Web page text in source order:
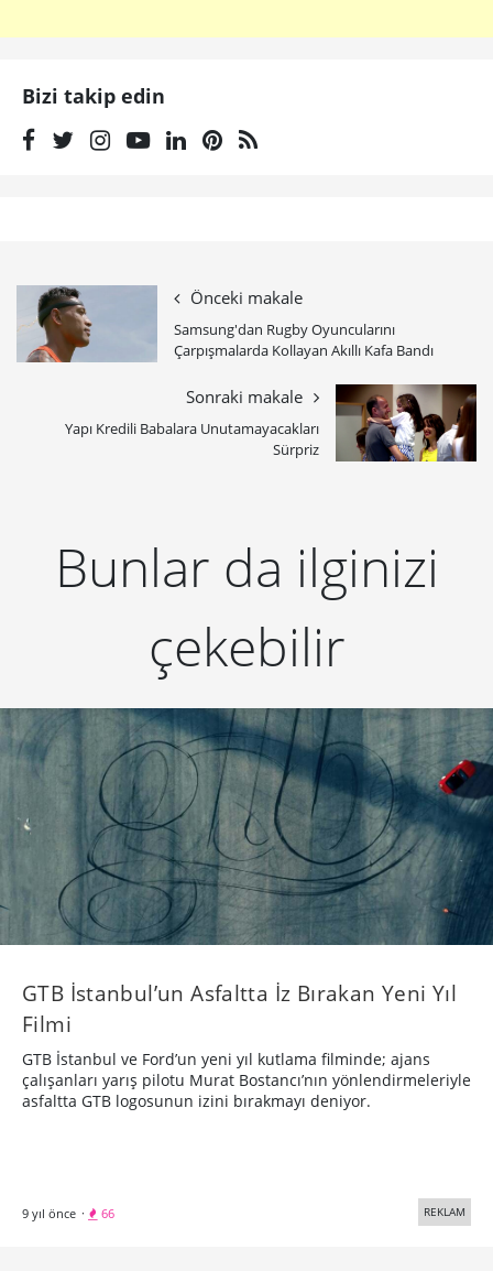
Bizi takip edin
Önceki makale
Samsung'dan Rugby Oyuncularını
Çarpışmalarda Kollayan Akıllı Kafa Bandı
Sonraki makale
Yapı Kredili Babalara Unutamayacakları
Sürpriz
Bunlar da ilginizi
çekebilir
GTB İstanbul’un Asfaltta İz Bırakan Yeni Yıl
Filmi
GTB İstanbul ve Ford’un yeni yıl kutlama filminde; ajans
çalışanları yarış pilotu Murat Bostancı’nın yönlendirmeleriyle
asfaltta GTB logosunun izini bırakmayı deniyor.
9 yıl önce · 66 REKLAM